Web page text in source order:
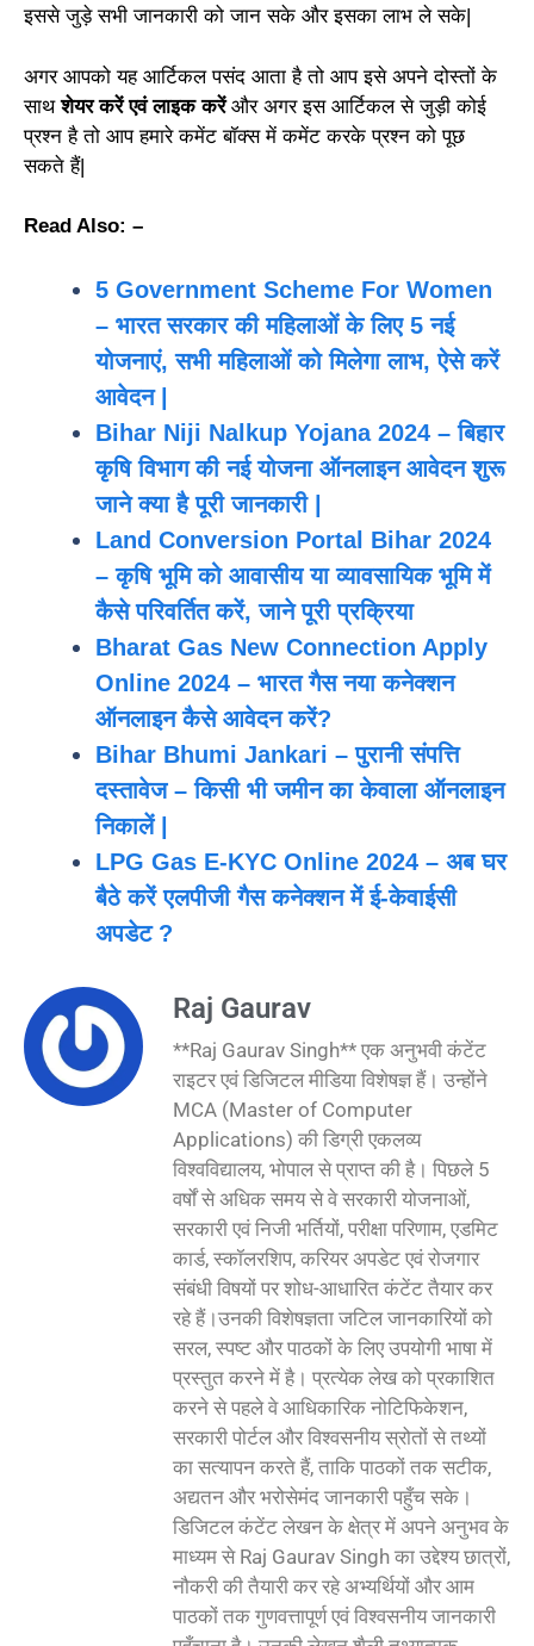
इससे जुड़े सभी जानकारी को जान सके और इसका लाभ ले सके|
अगर आपको यह आर्टिकल पसंद आता है तो आप इसे अपने दोस्तों के
साथशेयर करें एवं लाइक करेंऔर अगर इस आर्टिकल से जुड़ी कोई
प्रश्न है तो आप हमारे कमेंट बॉक्स में कमेंट करके प्रश्न को पूछ
सकते हैं|
Read Also: –
5 Government Scheme For Women
– भारत सरकार की महिलाओं के लिए 5 नई
योजनाएं, सभी महिलाओं को मिलेगा लाभ, ऐसे करें
आवेदन |
Bihar Niji Nalkup Yojana 2024 – बिहार
कृषि विभाग की नई योजना ऑनलाइन आवेदन शुरू
जाने क्या है पूरी जानकारी |
Land Conversion Portal Bihar 2024
– कृषि भूमि को आवासीय या व्यावसायिक भूमि में
कैसे परिवर्तित करें, जाने पूरी प्रक्रिया
Bharat Gas New Connection Apply
Online 2024 – भारत गैस नया कनेक्शन
ऑनलाइन कैसे आवेदन करें?
Bihar Bhumi Jankari – पुरानी संपत्ति
दस्तावेज – किसी भी जमीन का केवाला ऑनलाइन
निकालें |
LPG Gas E-KYC Online 2024 – अब घर
बैठे करें एलपीजी गैस कनेक्शन में ई-केवाईसी
अपडेट ?
Raj Gaurav
**Raj Gaurav Singh** एक अनुभवी कंटेंट
राइटर एवं डिजिटल मीडिया विशेषज्ञ हैं। उन्होंने
MCA (Master of Computer
Applications) की डिग्री एकलव्य
विश्वविद्यालय, भोपाल से प्राप्त की है। पिछले 5
वर्षों से अधिक समय से वे सरकारी योजनाओं,
सरकारी एवं निजी भर्तियों, परीक्षा परिणाम, एडमिट
कार्ड, स्कॉलरशिप, करियर अपडेट एवं रोजगार
संबंधी विषयों पर शोध-आधारित कंटेंट तैयार कर
रहे हैं।उनकी विशेषज्ञता जटिल जानकारियों को
सरल, स्पष्ट और पाठकों के लिए उपयोगी भाषा में
प्रस्तुत करने में है। प्रत्येक लेख को प्रकाशित
करने से पहले वे आधिकारिक नोटिफिकेशन,
सरकारी पोर्टल और विश्वसनीय स्रोतों से तथ्यों
का सत्यापन करते हैं, ताकि पाठकों तक सटीक,
अद्यतन और भरोसेमंद जानकारी पहुँच सके।
डिजिटल कंटेंट लेखन के क्षेत्र में अपने अनुभव के
माध्यम से Raj Gaurav Singh का उद्देश्य छात्रों,
नौकरी की तैयारी कर रहे अभ्यर्थियों और आम
पाठकों तक गुणवत्तापूर्ण एवं विश्वसनीय जानकारी